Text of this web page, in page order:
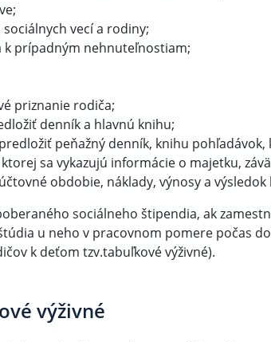
vecí a rodiny;
k prípadným nehnuteľnostiam;
priznanie rodiča;
denník a hlavnú knihu;
peňažný denník, knihu pohľadávok,
sa vykazujú informácie o majetku,
obdobie, náklady, výnosy a
sociálneho štipendia, ak
u neho v pracovnom pomere počas
k deťom tzv.tabuľkové výživné).
výživné